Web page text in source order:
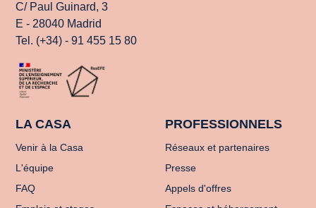
C/ Paul Guinard, 3
E - 28040 Madrid
Tel. (+34) - 91 455 15 80
LA CASA
Venir à la Casa
L'équipe
FAQ
PROFESSIONNELS
Réseaux et partenaires
Presse
Appels d'offres